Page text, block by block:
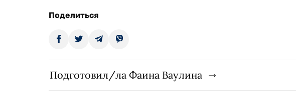
Поделиться
Подготовил/ла Фаина Ваулина